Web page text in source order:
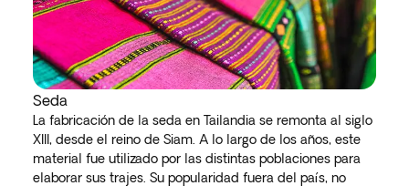
Seda
La fabricación de la seda en Tailandia se remonta al siglo
XIII, desde el reino de Siam. A lo largo de los años, este
material fue utilizado por las distintas poblaciones para
elaborar sus trajes. Su popularidad fuera del país, no